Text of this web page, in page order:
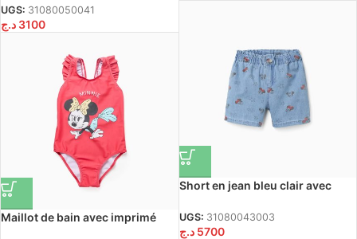
UGS: 31080050041
3100 د.ج
Short en jean bleu clair avec
pour fille
UGS: 31080043003
5700 د.ج
Maillot de bain avec imprimé